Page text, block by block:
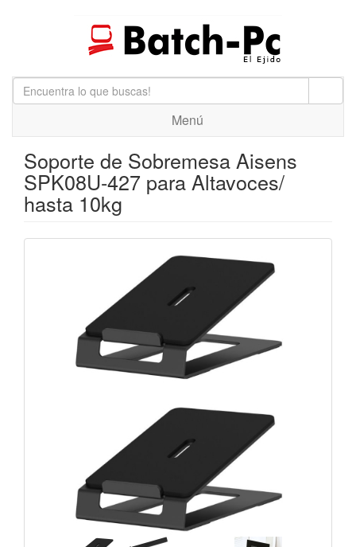
Menú
Soporte de Sobremesa Aisens
SPK08U-427 para Altavoces/
hasta 10kg